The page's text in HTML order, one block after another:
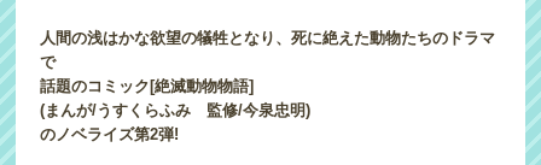
人間の浅はかな欲望の犠牲となり、死に絶えた動物たちのドラマ
で
話題のコミック[絶滅動物物語]
(まんが/うすくらふみ 監修/今泉忠明)
のノベライズ第2弾!